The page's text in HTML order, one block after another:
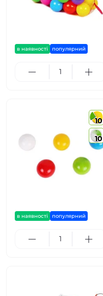
в наявності популярний
10
10
в наявності популярний